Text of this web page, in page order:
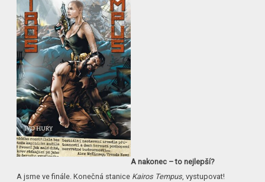
A nakonec – to nejlepší?
A jsme ve finále. Konečná stanice Kairos Tempus, vystupovat!